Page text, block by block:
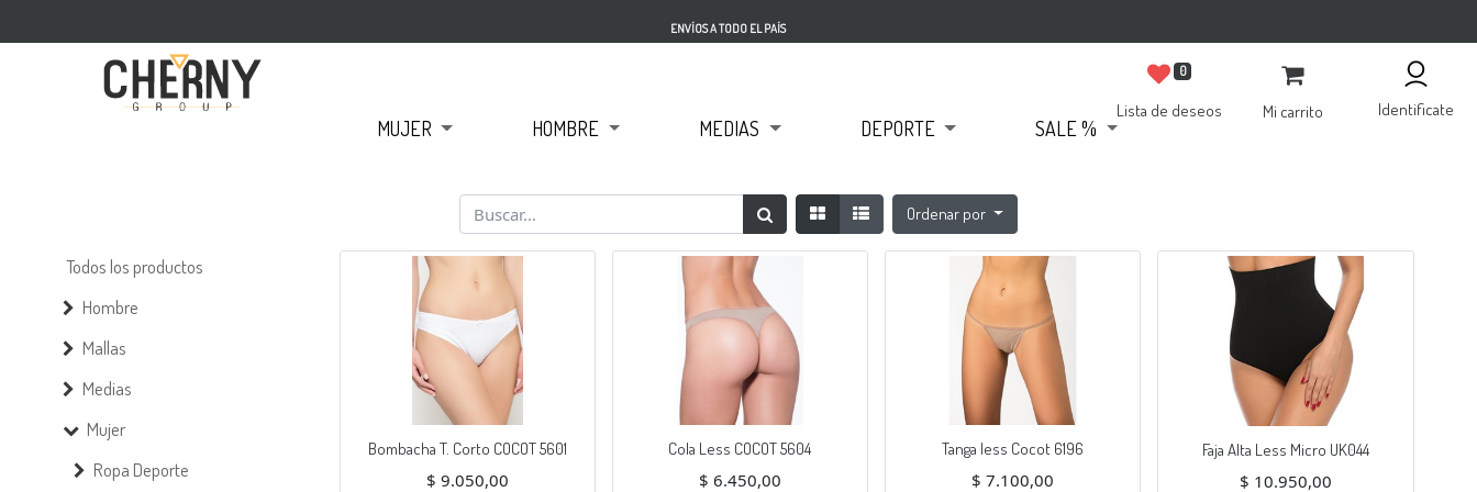
ENVÍOS A TODO EL PAÍS
0
Lista de deseos Mi carrito Identificate
MUJER HOMBRE MEDIAS DEPORTE SALE %
Ordenar por
Todos los productos
Hombre
Mallas
Medias
Mujer
Ropa Deporte
Bombacha T. Corto COCOT 5601
$ 9.050,00
Cola Less COCOT 5604
$ 6.450,00
Tanga less Cocot 6196
$ 7.100,00
Faja Alta Less Micro UK044
$ 10.950,00